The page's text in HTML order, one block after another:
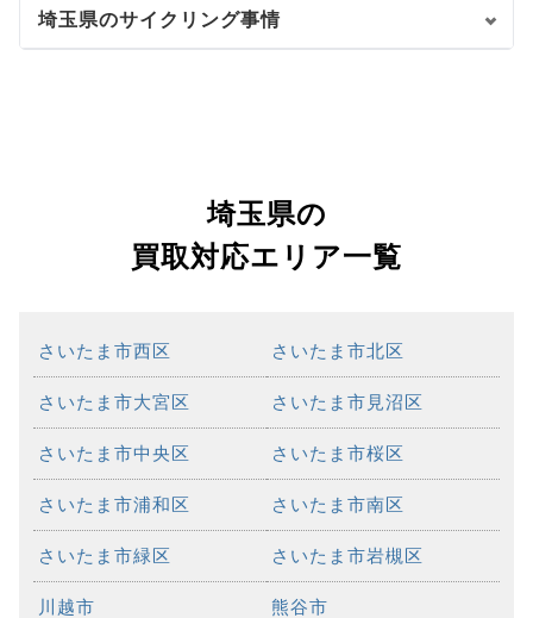
埼玉県のサイクリング事情
埼玉県の
買取対応エリア一覧
さいたま市西区 さいたま市北区
さいたま市大宮区 さいたま市見沼区
さいたま市中央区 さいたま市桜区
さいたま市浦和区 さいたま市南区
さいたま市緑区 さいたま市岩槻区
川越市 熊谷市